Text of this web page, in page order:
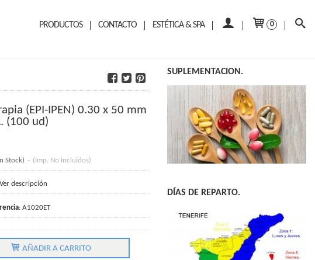
PRODUCTOS CONTACTO ESTÉTICA & SPA 0
(EPI-IPEN) 0.30 x 50 mm
(100 ud)
Stock) - (Imp. No Incluidos)
Ver descripción
: A1020ET
AÑADIR A CARRITO
SUPLEMENTACION.
DÍAS DE REPARTO.